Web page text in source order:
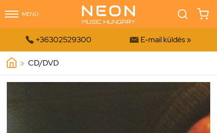
MENÜ
 +36302529300  E-mail küldés »
» CD/DVD